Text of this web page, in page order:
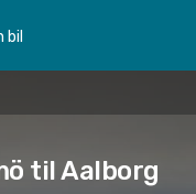
bil
til Aalborg